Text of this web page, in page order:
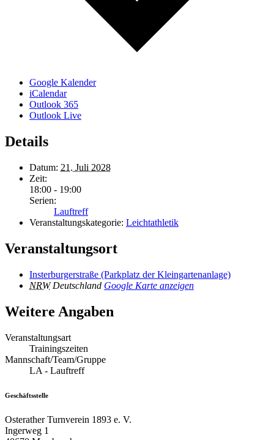
Google Kalender
iCalendar
Outlook 365
Outlook Live
Details
Datum: 21. Juli 2028
Zeit:
18:00 - 19:00
Serien:
Lauftreff
Veranstaltungskategorie: Leichtathletik
Veranstaltungsort
Insterburgerstraße (Parkplatz der Kleingartenanlage)
NRW Deutschland Google Karte anzeigen
Weitere Angaben
Veranstaltungsart
Trainingszeiten
Mannschaft/Team/Gruppe
LA - Lauftreff
Geschäftsstelle
Osterather Turnverein 1893 e. V.
Ingerweg 1